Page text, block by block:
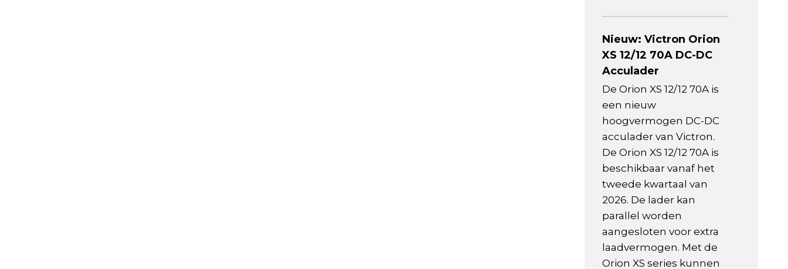
Nieuw: Victron Orion
XS 12/12 70A DC-DC
Acculader
De Orion XS 12/12 70A is
een nieuw
hoogvermogen DC-DC
acculader van Victron.
De Orion XS 12/12 70A is
beschikbaar vanaf het
tweede kwartaal van
2026. De lader kan
parallel worden
aangesloten voor extra
laadvermogen. Met de
Orion XS series kunnen